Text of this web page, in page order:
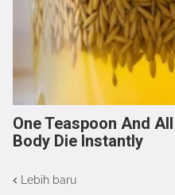
One Teaspoon And
Body Die Instantly
Lebih baru